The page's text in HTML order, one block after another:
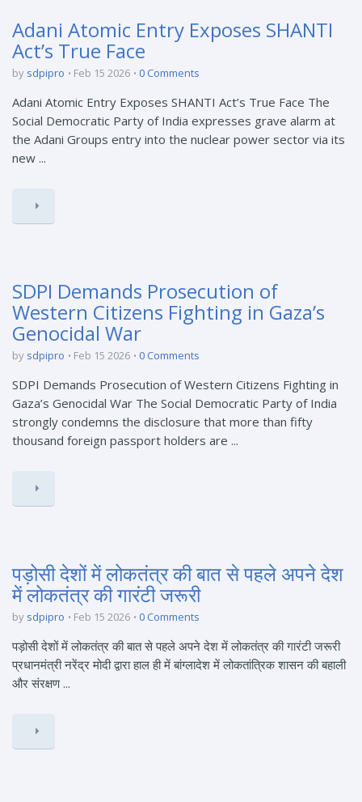
Adani Atomic Entry Exposes SHANTI
Act’s True Face
by sdpipro Feb 15 2026 0 Comments
Adani Atomic Entry Exposes SHANTI Act’s True Face The
Social Democratic Party of India expresses grave alarm at
the Adani Groups entry into the nuclear power sector via its
new ...
SDPI Demands Prosecution of
Western Citizens Fighting in Gaza’s
Genocidal War
by sdpipro Feb 15 2026 0 Comments
SDPI Demands Prosecution of Western Citizens Fighting in
Gaza’s Genocidal War The Social Democratic Party of India
strongly condemns the disclosure that more than fifty
thousand foreign passport holders are ...
पड़ोसी देशों में लोकतंत्र की बात से पहले अपने देश
में लोकतंत्र की गारंटी जरूरी
by sdpipro Feb 15 2026 0 Comments
पड़ोसी देशों में लोकतंत्र की बात से पहले अपने देश में लोकतंत्र की गारंटी जरूरी
प्रधानमंत्री नरेंद्र मोदी द्वारा हाल ही में बांग्लादेश में लोकतांत्रिक शासन की बहाली
और संरक्षण ...